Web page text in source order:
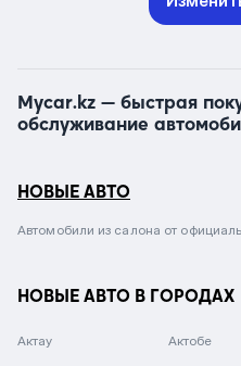
Mycar.kz — быстрая
обслуживание
НОВЫЕ АВТО
Автомобили из салона от
НОВЫЕ АВТО В ГОРОДАХ
Актау Актобе